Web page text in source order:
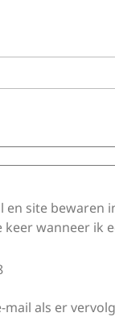
en site bewaren
wanneer ik
mail als er